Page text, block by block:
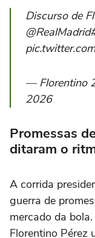
Discurso de
— Florentino
2026
Promessas
ditaram o
A corrida
guerra de
mercado da
Florentino Pérez